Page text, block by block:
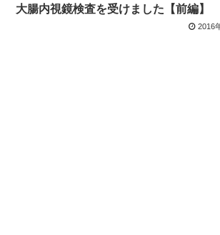
大腸内視鏡検査を受けました【前編】
2016